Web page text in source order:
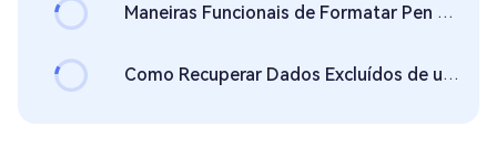
Maneiras Funcionais de Formatar Pen Drive Sem Perder Dados
Como Recuperar Dados Excluídos de um Pen Drive USB no Mac?